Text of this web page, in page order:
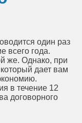
один раз
всего года.
же. Однако, при
дает вам
в течение 12
договорного